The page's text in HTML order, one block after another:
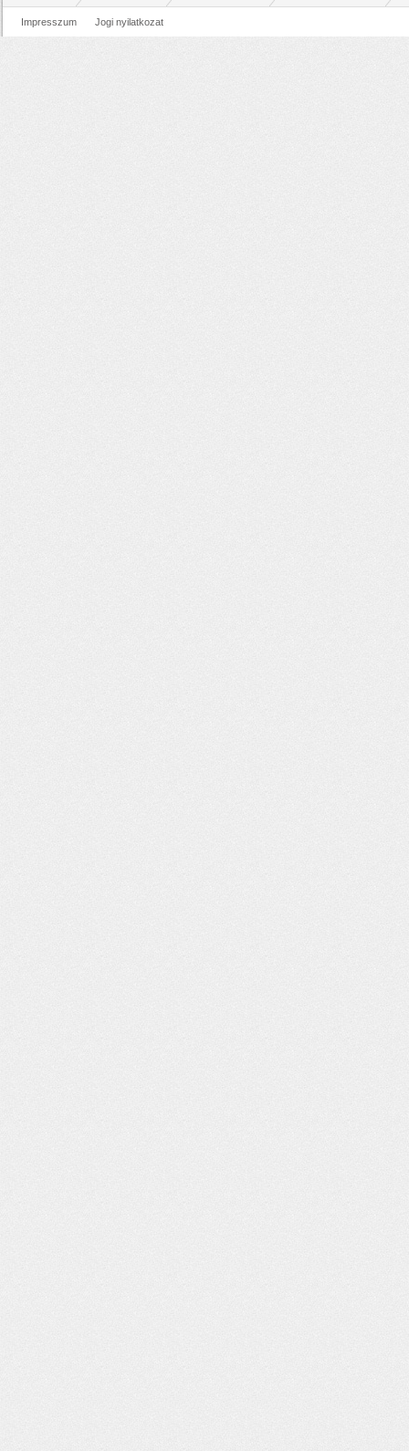
Impresszum Jogi nyilatkozat